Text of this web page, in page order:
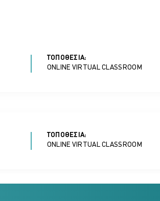
ΤΟΠΟΘΕΣΊΑ:
ONLINE VIRTUAL CLASSROOM
ΤΟΠΟΘΕΣΊΑ:
ONLINE VIRTUAL CLASSROOM